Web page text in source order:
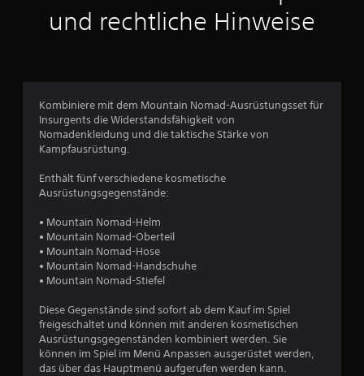
t
c
t
und rechtliche Hinweise
Kombiniere mit dem Mountain Nomad-Ausrüstungsset für
Insurgents die Widerstandsfähigkeit von
Nomadenkleidung und die taktische Stärke von
Kampfausrüstung.
Enthält fünf verschiedene kosmetische
Ausrüstungsgegenstände:
• Mountain Nomad-Helm
• Mountain Nomad-Oberteil
• Mountain Nomad-Hose
• Mountain Nomad-Handschuhe
• Mountain Nomad-Stiefel
Diese Gegenstände sind sofort ab dem Kauf im Spiel
freigeschaltet und können mit anderen kosmetischen
Ausrüstungsgegenständen kombiniert werden. Sie
können im Spiel im Menü Anpassen ausgerüstet werden,
das über das Hauptmenü aufgerufen werden kann.